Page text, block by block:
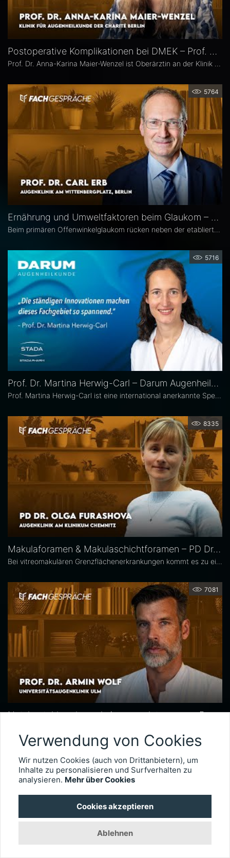
Postoperative Komplikationen bei DMEK – Prof. Dr. Anna-Karina Maier-Wenzel
5764
Ernährung und Umweltfaktoren beim Glaukom – Prof. Dr. Carl Erb
5716
Prof. Dr. Martina Herwig-Carl – Darum Augenheilkunde
8335
Makulaforamen & Makulaschichtforamen – PD Dr. Olga Furashova
7081
Netzhautchirurgie nach Augenverletzungen – Prof. Dr. Armin Wolf
Verwendung von Cookies
Wir nutzen Cookies (auch von Drittanbietern), um
Inhalte zu personalisieren und Surfverhalten zu
analysieren. Mehr über Cookies
Cookies akzeptieren
Ablehnen